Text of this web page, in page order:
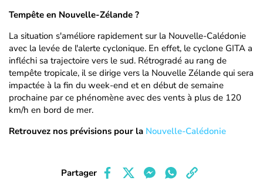
Tempête en Nouvelle-Zélande ?
La situation s'améliore rapidement sur la Nouvelle-Calédonie
avec la levée de l'alerte cyclonique. En effet, le cyclone GITA a
infléchi sa trajectoire vers le sud. Rétrogradé au rang de
tempête tropicale, il se dirige vers la Nouvelle Zélande qui sera
impactée à la fin du week-end et en début de semaine
prochaine par ce phénomène avec des vents à plus de 120
km/h en bord de mer.
Retrouvez nos prévisions pour la Nouvelle-Calédonie
Partager